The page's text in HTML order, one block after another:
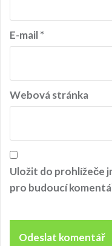
v
e
E-mail*
Webová stránka
Uložit do prohlížeče
pro budoucí